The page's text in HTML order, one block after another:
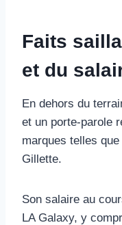
Faits
et du
En dehors du
et un porte-parole
marques telles
Gillette.
Son salaire au
LA Galaxy, y